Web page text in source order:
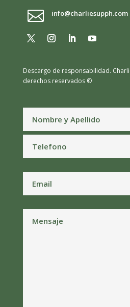
 info@charliesupph.com
Descargo de responsabilidad.
derechos reservados ©